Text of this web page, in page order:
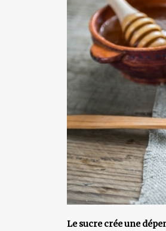
Le sucre crée une